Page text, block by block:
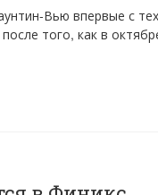
Вью впервые с тех
того, как в